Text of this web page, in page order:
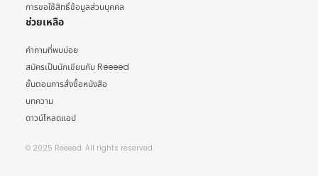
การขอใช้สิทธิ์ข้อมูลส่วนบุคคล
ช่วยเหลือ
คำถามที่พบบ่อย
สมัครเป็นนักเขียนกับ Reeeed
ขั้นตอนการสั่งซื้อหนังสือ
บทความ
ดาวน์โหลดแอป
© 2025 Reeeed. All rights reserved.